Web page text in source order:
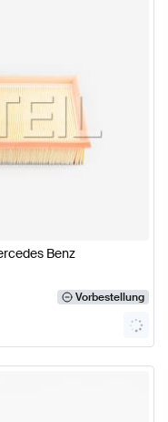
Benz
Vorbestellung